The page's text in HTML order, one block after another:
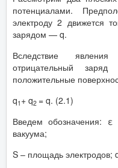
потенциалами.
электроду 2 движется
зарядом — q.
Вследствие явления
отрицательный
положительные
q1 + q2 = q. (2.1)
Введем обозначения: ε
вакуума;
S – площадь электродов;